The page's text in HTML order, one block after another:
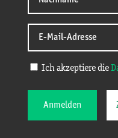
Ich akzeptiere die
Anmelden